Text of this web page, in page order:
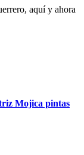
aquí y ahora
Mojica pintas